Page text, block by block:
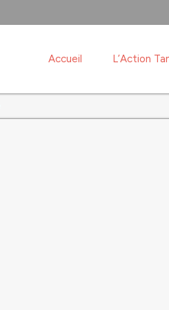
Accueil L’Action